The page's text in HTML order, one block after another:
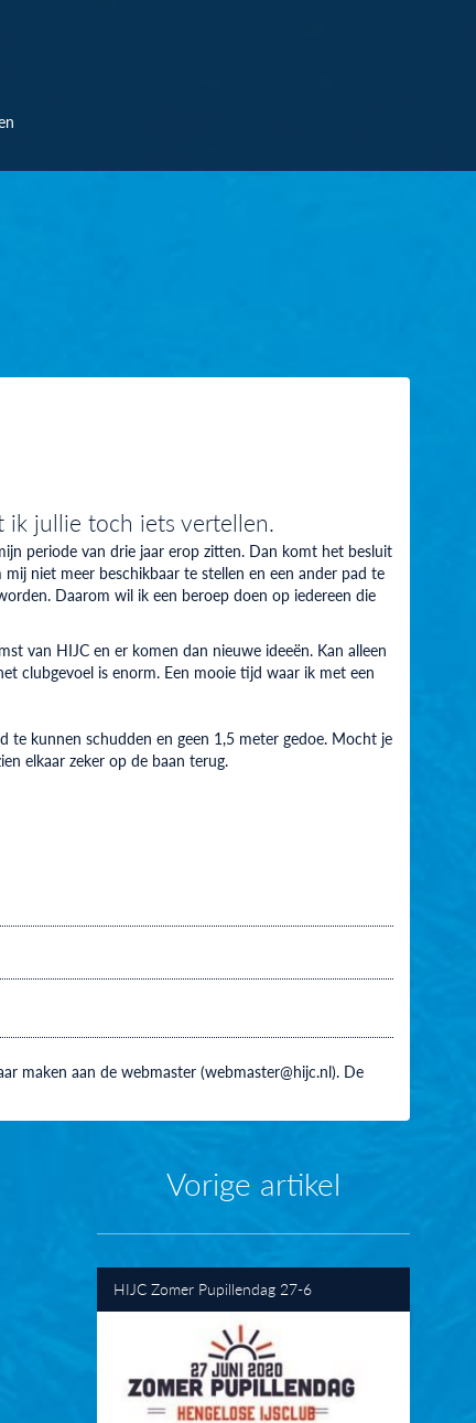
ik jullie toch iets vertellen.
periode van drie jaar erop zitten. Dan komt het besluit
niet meer beschikbaar te stellen en een ander pad te
Daarom wil ik een beroep doen op iedereen die
van HIJC en er komen dan nieuwe ideeën. Kan alleen
clubgevoel is enorm. Een mooie tijd waar ik met een
te kunnen schudden en geen 1,5 meter gedoe. Mocht je
elkaar zeker op de baan terug.
maken aan de webmaster (webmaster@hijc.nl). De
Vorige artikel
HIJC Zomer Pupillendag 27-6